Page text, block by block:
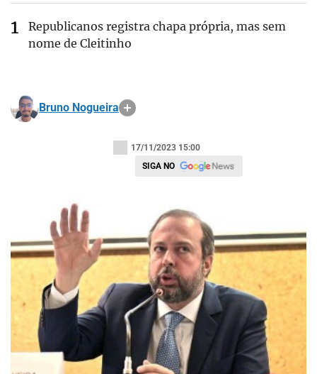
Republicanos registra chapa própria, mas sem
nome de Cleitinho
Bruno Nogueira
17/11/2023 15:00
SIGA NO